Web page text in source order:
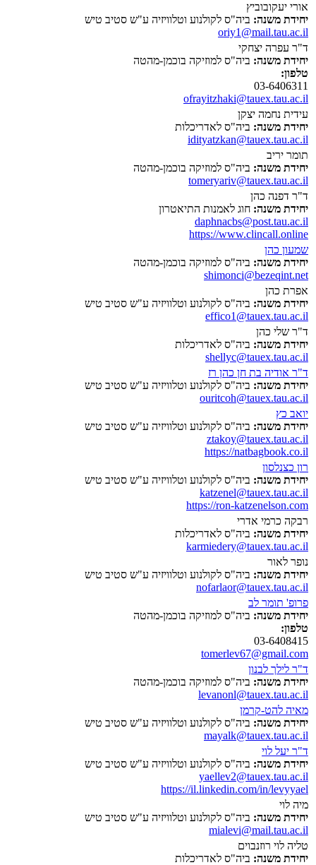
אורי יעקובוביץ
יחידת משנה: ביה"ס לקולנוע וטלוויזיה ע"ש סטיב טיש
oriy1@mail.tau.ac.il
ד"ר עפרה יצחקי
יחידת משנה: ביה"ס למוזיקה בוכמן-מהטה
טלפון:
03-6406311
ofrayitzhaki@tauex.tau.ac.il
עידית נחמה יצקן
יחידת משנה: ביה"ס לאדריכלות
idityatzkan@tauex.tau.ac.il
תומר יריב
יחידת משנה: ביה"ס למוזיקה בוכמן-מהטה
tomeryariv@tauex.tau.ac.il
ד"ר דפנה כהן
יחידת משנה: חוג לאמנות התיאטרון
daphnacbs@post.tau.ac.il
https://www.clincall.online
שמעון כהן
יחידת משנה: ביה"ס למוזיקה בוכמן-מהטה
shimonci@bezeqint.net
אפרת כהן
יחידת משנה: ביה"ס לקולנוע וטלוויזיה ע"ש סטיב טיש
effico1@tauex.tau.ac.il
ד"ר שלי כהן
יחידת משנה: ביה"ס לאדריכלות
shellyc@tauex.tau.ac.il
ד"ר אודיה בת חן כהן רז
יחידת משנה: ביה"ס לקולנוע וטלוויזיה ע"ש סטיב טיש
ouritcoh@tauex.tau.ac.il
יואב כץ
יחידת משנה: ביה"ס לקולנוע וטלוויזיה ע"ש סטיב טיש
ztakoy@tauex.tau.ac.il
https://natbagbook.co.il
רון כצנלסון
יחידת משנה: ביה"ס לקולנוע וטלוויזיה ע"ש סטיב טיש
katzenel@tauex.tau.ac.il
https://ron-katzenelson.com
רבקה כרמי אדרי
יחידת משנה: ביה"ס לאדריכלות
karmiedery@tauex.tau.ac.il
נופר לאור
יחידת משנה: ביה"ס לקולנוע וטלוויזיה ע"ש סטיב טיש
nofarlaor@tauex.tau.ac.il
פרופ' תומר לב
יחידת משנה: ביה"ס למוזיקה בוכמן-מהטה
טלפון:
03-6408415
tomerlev67@gmail.com
ד"ר לילך לבנון
יחידת משנה: ביה"ס למוזיקה בוכמן-מהטה
levanonl@tauex.tau.ac.il
מאיה להט-קרמן
יחידת משנה: ביה"ס לקולנוע וטלוויזיה ע"ש סטיב טיש
mayalk@tauex.tau.ac.il
ד"ר יעל לוי
יחידת משנה: ביה"ס לקולנוע וטלוויזיה ע"ש סטיב טיש
yaellev2@tauex.tau.ac.il
https://il.linkedin.com/in/levyyael
מיה לוי
יחידת משנה: ביה"ס לקולנוע וטלוויזיה ע"ש סטיב טיש
mialevi@mail.tau.ac.il
טליה לוי רוזנבוים
יחידת משנה: ביה"ס לאדריכלות